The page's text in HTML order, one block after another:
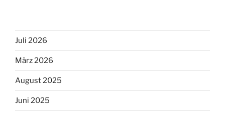
Juli 2026
März 2026
August 2025
Juni 2025